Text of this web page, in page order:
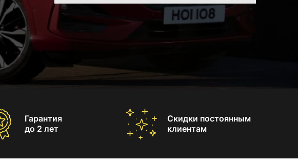
Гарантия
до 2 лет
Скидки постоянным
клиентам